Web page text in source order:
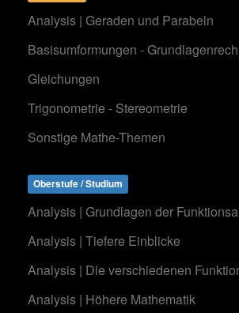
Analysis | Geraden und Parabeln
Basisumformungen -
Gleichungen
Trigonometrie - Stereometrie
Sonstige Mathe-Themen
Oberstufe / Studium
Analysis | Grundlagen der
Analysis | Tiefere Einblicke
Analysis | Die verschiedenen
Analysis | Höhere Mathematik